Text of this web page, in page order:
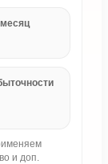
и доп.